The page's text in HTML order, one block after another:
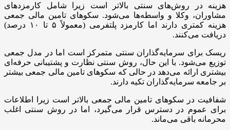
هزینه در روش‌های سنتی بالاتر است زیرا شامل کارمزدهای
مشاوران، وکلا و واسطه‌ها می‌شود. سکوهای تامین مالی جمعی
هزینه کمتری دارند اما کارمزد پلتفرمی (معمولاً ۵ تا ۱۰ درصد)
دریافت می‌کنند.
ریسک برای سرمایه‌گذاران سنتی متمرکز است اما در مدل جمعی
توزیع می‌شود. با این حال، روش سنتی نظارت و پشتیبانی حرفه‌ای
بیشتری ارائه می‌دهد در حالی که سکوهای تامین مالی جمعی بیشتر
بر جامعه سرمایه‌گذاران تکیه دارند.
شفافیت در سکوهای تامین مالی جمعی بالاتر است زیرا اطلاعات
برای عموم در دسترس قرار می‌گیرد، اما در روش سنتی اغلب
محرمانه باقی می‌ماند.